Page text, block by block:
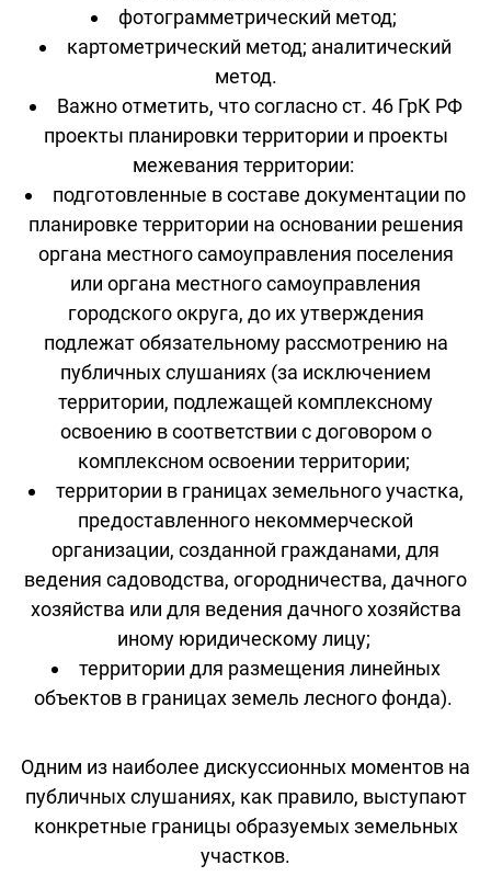
фотограмметрический метод;
картометрический метод; аналитический
метод.
Важно отметить, что согласно ст. 46 ГрК РФ
проекты планировки территории и проекты
межевания территории:
подготовленные в составе документации по
планировке территории на основании решения
органа местного самоуправления поселения
или органа местного самоуправления
городского округа, до их утверждения
подлежат обязательному рассмотрению на
публичных слушаниях (за исключением
территории, подлежащей комплексному
освоению в соответствии с договором о
комплексном освоении территории;
территории в границах земельного участка,
предоставленного некоммерческой
организации, созданной гражданами, для
ведения садоводства, огородничества, дачного
хозяйства или для ведения дачного хозяйства
иному юридическому лицу;
территории для размещения линейных
объектов в границах земель лесного фонда).
Одним из наиболее дискуссионных моментов на
публичных слушаниях, как правило, выступают
конкретные границы образуемых земельных
участков.